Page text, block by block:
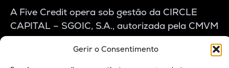
Gerir o Consentimento
A Five Credit opera sob gestão da CIRCLE
CAPITAL – SGOIC, S.A., autorizada pela CMVM
com o n.º 174496. A atividade de crédito é
realizada através do “Circle Capital Lending